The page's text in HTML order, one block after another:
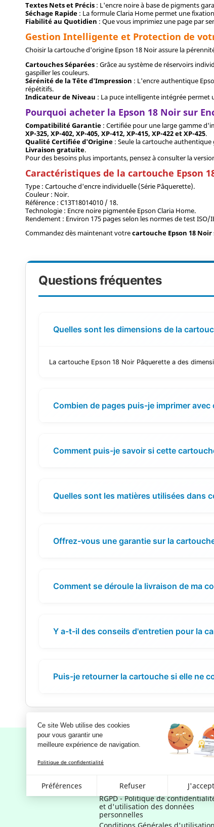
Ce site Web utilise des cookies
pour vous garantir une
meilleure expérience de navigation.
Politique de confidentialité
Préférences Refuser
Textes Nets et Précis : L'encre noire à base de pigments
Séchage Rapide : La formule Claria Home permet une
Fiabilité au Quotidien : Que vous imprimiez une page par
Gestion Intelligente et Protection de
Choisir la cartouche d'origine Epson 18 Noir assure la
Cartouches Séparées : Grâce au système de réservoirs
gaspiller les couleurs.
Sérénité de la Tête d'Impression : L'encre authentique
répétitifs.
Indicateur de Niveau : La puce intelligente intégrée
Pourquoi acheter la Epson 18 Noir sur
Compatibilité Garantie : Certifiée pour une large gamme
XP-325, XP-402, XP-405, XP-412, XP-415, XP-422 et XP-425.
Qualité Certifiée d'Origine : Seule la cartouche
Livraison gratuite.
Pour des besoins plus importants, pensez à consulter la
Caractéristiques de la cartouche Epson
Type : Cartouche d'encre individuelle (Série Pâquerette).
Couleur : Noir.
Référence : C13T18014010 / 18.
Technologie : Encre noire pigmentée Epson Claria Home.
Rendement : Environ 175 pages selon les normes de test ISO/
Commandez dès maintenant votrecartouche Epson 18 Noir
Questions fréquentes
Quelles sont les dimensions de la
La cartouche Epson 18 Noir Pâquerette a des
Combien de pages puis-je imprimer
Comment puis-je savoir si cette
Quelles sont les matières utilisées dans
Offrez-vous une garantie sur la
Comment se déroule la livraison de ma
Y a-t-il des conseils d'entretien pour la
Puis-je retourner la cartouche si elle ne
Mentions légales
RGPD - Politique de
et d'utilisation des données
personnelles